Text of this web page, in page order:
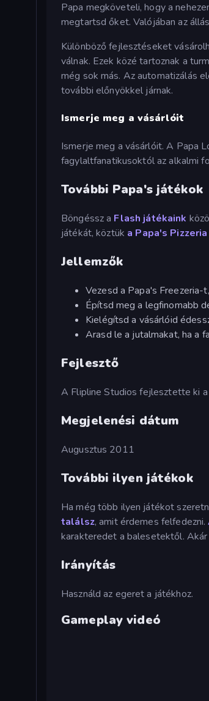
Papa megköveteli, hogy a
megtartsd őket. Valójában az
Különböző fejlesztéseket
válnak. Ezek közé tartoznak a
még sok más. Az automatizálás
további előnyökkel járnak.
Ismerje meg a vásárlóit
Ismerje meg a vásárlóit. A Papa
fagylaltfanatikusoktól az alkalmi
További Papa's játékok
Böngéssz a Flash játékaink
játékát, köztük a Papa's
Jellemzők
Vezesd a Papa's Freezeria-
Építsd meg a legfinomabb
Kielégítsd a vásárlóid
Arasd le a jutalmakat, ha a
Fejlesztő
A Flipline Studios fejlesztette ki
Megjelenési dátum
Augusztus 2011
További ilyen játékok
Ha még több ilyen játékot
találsz, amit érdemes felfedezni.
karakteredet a balesetektől.
Irányítás
Használd az egeret a játékhoz.
Gameplay videó